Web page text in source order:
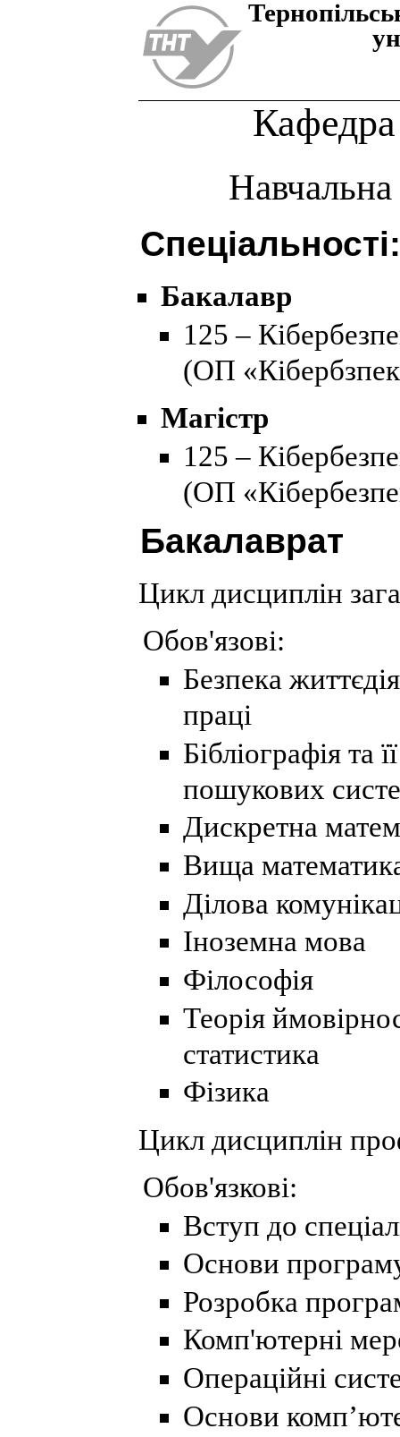
Кафедра
Спеціальності:
Бакалавр
125 –
(ОП
Магістр
125 –
(ОП
Бакалаврат
Цикл дисциплін
Обов'язові:
Безпека
праці
Бібліографія та
пошукових
Дискретна
Вища
Ділова
Іноземна мова
Філософія
Теорія
статистика
Фізика
Цикл дисциплін
Обов'язкові:
Вступ до
Основи
Розробка
Комп'ютерні
Операційні
Основи